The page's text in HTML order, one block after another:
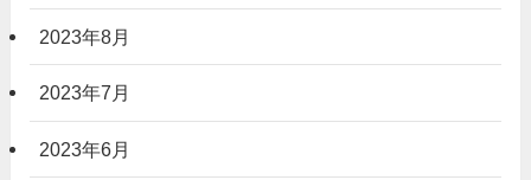
2023年8月
2023年7月
2023年6月